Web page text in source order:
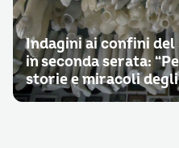
Indagini ai confini del
in seconda serata:
storie e miracoli